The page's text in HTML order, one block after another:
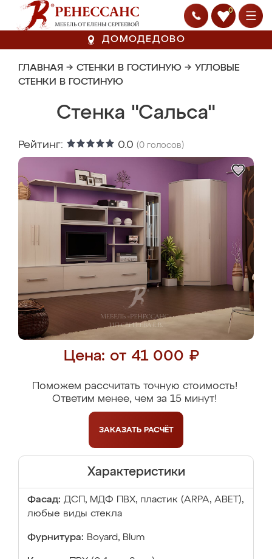
0
ДОМОДЕДОВО
ГЛАВНАЯ → СТЕНКИ В ГОСТИНУЮ → УГЛОВЫЕ
СТЕНКИ В ГОСТИНУЮ
Стенка "Сальса"
Рейтинг: 0.0 (0 голосов)
Цена: от 41 000 ₽
Поможем рассчитать точную стоимость!
Ответим менее, чем за 15 минут!
ЗАКАЗАТЬ РАСЧЁТ
Характеристики
Фасад: ДСП, МДФ ПВХ, пластик (ARPA, ABET),
любые виды стекла
Фурнитура: Boyard, Blum